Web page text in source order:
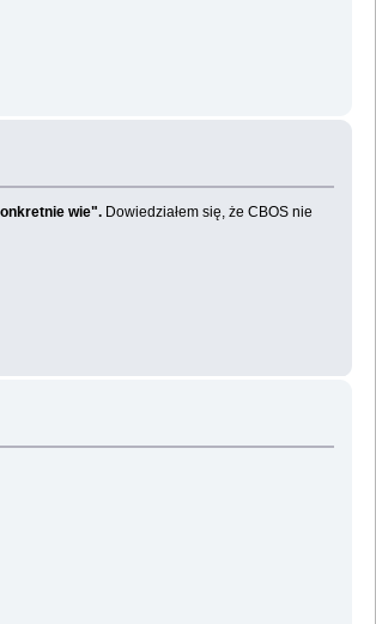
wie".Dowiedziałem się, że CBOS nie